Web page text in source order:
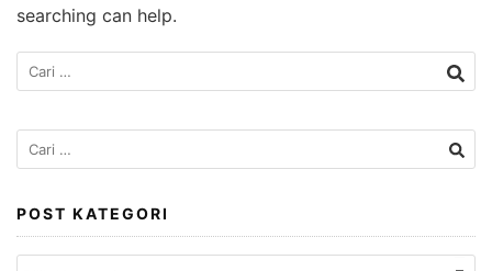
searching can help.
Cari
untuk:
Cari
untuk:
POST KATEGORI
Post